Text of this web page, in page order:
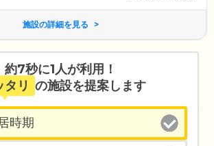
施設の詳細を見る
約7秒に1人が利用！
タリ の施設を提案します